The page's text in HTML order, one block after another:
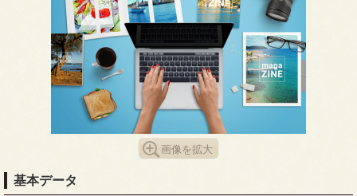
画像を拡大
基本データ